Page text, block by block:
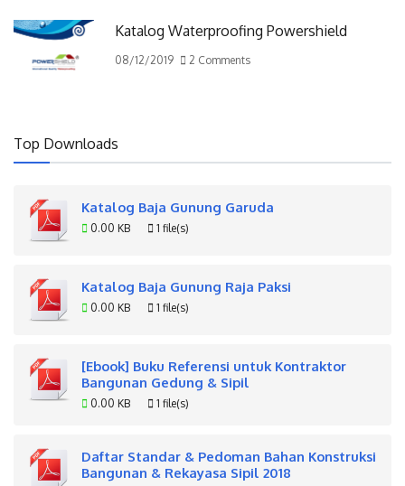
Katalog Waterproofing Powershield
08/12/2019 2 Comments
Top Downloads
Katalog Baja Gunung Garuda
0.00 KB 1 file(s)
Katalog Baja Gunung Raja Paksi
0.00 KB 1 file(s)
[Ebook] Buku Referensi untuk Kontraktor
Bangunan Gedung & Sipil
0.00 KB 1 file(s)
Daftar Standar & Pedoman Bahan Konstruksi
Bangunan & Rekayasa Sipil 2018